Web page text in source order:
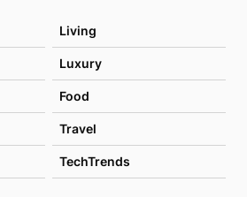
Living
Luxury
Food
Travel
TechTrends